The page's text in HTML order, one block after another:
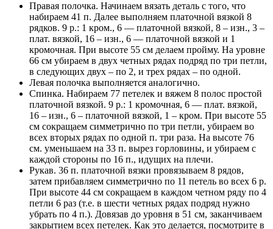
Правая полочка. Начинаем вязать деталь с того, что
набираем 41 п. Далее выполняем платочной вязкой 8
рядков. 9 р.: 1 кром., 6 — платочной вязкой, 8 – изн., 3 –
плат. вязкой, 16 – изн., 6 — платочной вязкой и 1
кромочная. При высоте 55 см делаем пройму. На уровне
66 см убираем в двух четных рядах подряд по три петли,
в следующих двух – по 2, и трех рядах – по одной.
Левая полочка выполняется аналогично.
Спинка. Набираем 77 петелек и вяжем 8 полос простой
платочной вязкой. 9 р.: 1 кромочная, 6 — плат. вязкой,
16 – изн., 6 – платочной вязкой, 1 – кром. При высоте 55
см сокращаем симметрично по три петли, убираем во
всех вторых рядах по одной п. три раза. На высоте 76
см. уменьшаем на 33 п. вырез горловины, и убираем с
каждой стороны по 16 п., идущих на плечи.
Рукав. 36 п. платочной вязки провязываем 8 рядов,
затем прибавляем симметрично по 11 петель во всех 6 р.
При высоте 44 см сокращаем в каждом четном ряду по 4
петли 6 раз (т.е. в шести четных рядах подряд нужно
убрать по 4 п.). Довязав до уровня в 51 см, заканчиваем
закрытием всех петелек. Как это делается, посмотрите в